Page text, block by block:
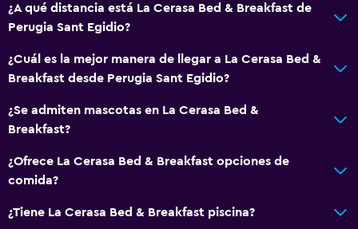
¿A qué distancia está La Cerasa Bed & Breakfast de
Perugia Sant Egidio?
¿Cuál es la mejor manera de llegar a La Cerasa Bed &
Breakfast desde Perugia Sant Egidio?
¿Se admiten mascotas en La Cerasa Bed &
Breakfast?
¿Ofrece La Cerasa Bed & Breakfast opciones de
comida?
¿Tiene La Cerasa Bed & Breakfast piscina?